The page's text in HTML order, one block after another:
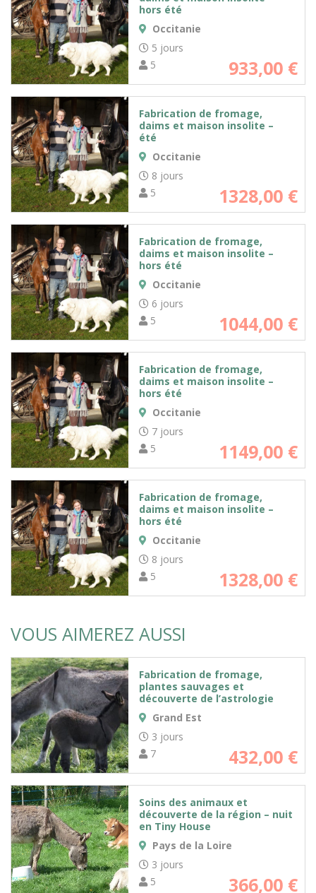
hors été
Occitanie
5 jours
5
933,00 €
Fabrication de fromage,
daims et maison insolite –
été
Occitanie
8 jours
5
1328,00 €
Fabrication de fromage,
daims et maison insolite –
hors été
Occitanie
6 jours
5
1044,00 €
Fabrication de fromage,
daims et maison insolite –
hors été
Occitanie
7 jours
5
1149,00 €
Fabrication de fromage,
daims et maison insolite –
hors été
Occitanie
8 jours
5
1328,00 €
VOUS AIMEREZ AUSSI
Fabrication de fromage,
plantes sauvages et
découverte de l’astrologie
Grand Est
3 jours
7
432,00 €
Soins des animaux et
découverte de la région – nuit
en Tiny House
Pays de la Loire
3 jours
5
366,00 €